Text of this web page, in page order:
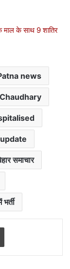
माल के साथ 9 शातिर
news
समाचार